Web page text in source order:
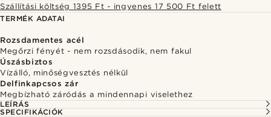
Szállítási költség 1395 Ft - ingyenes 17 500 Ft felett
TERMÉK ADATAI
Rozsdamentes acél
Megőrzi fényét - nem rozsdásodik, nem fakul
Úszásbiztos
Vízálló, minőségvesztés nélkül
Delfinkapcsos zár
Megbízható záródás a mindennapi viselethez
LEÍRÁS
SPECIFIKÁCIÓK